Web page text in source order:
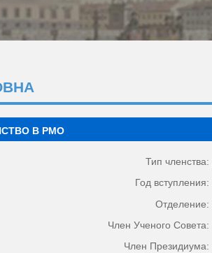
В РМО
Тип членства:
Год вступления:
Отделение:
Член Ученого Совета:
Член Президиума: